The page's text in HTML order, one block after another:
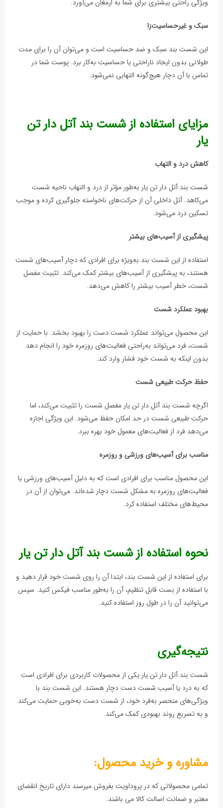
ویژگی راحتی بیشتری برای شما به ارمغان می‌آورد.
سبک و غیرحساسیت‌زا
این شست بند سبک و ضد حساسیت است و می‌توان آن را برای مدت
طولانی بدون ایجاد ناراحتی یا حساسیت به‌کار برد. پوست شما در
تماس با آن دچار هیچ‌گونه التهابی نمی‌شود.
مزایای استفاده از شست بند آتل دار تن
یار
کاهش درد و التهاب
شست بند آتل دار تن يار به‌طور مؤثر از درد و التهاب ناحیه شست
می‌کاهد. آتل داخلی آن از حرکت‌های ناخواسته جلوگیری کرده و موجب
تسکین درد می‌شود.
پیشگیری از آسیب‌های بیشتر
استفاده از این شست بند به‌ویژه برای افرادی که دچار آسیب‌های شست
هستند، به پیشگیری از آسیب‌های بیشتر کمک می‌کند. تثبیت مفصل
شست، خطر آسیب بیشتر را کاهش می‌دهد.
بهبود عملکرد شست
این محصول می‌تواند عملکرد شست دست را بهبود بخشد. با حمایت از
شست، فرد می‌تواند به‌راحتی فعالیت‌های روزمره خود را انجام دهد
بدون اینکه به شست خود فشار وارد کند.
حفظ حرکت طبیعی شست
اگرچه شست بند آتل دار تن یار مفصل شست را تثبیت می‌کند، اما
حرکت طبیعی شست در حد امکان حفظ می‌شود. این ویژگی اجازه
می‌دهد فرد از فعالیت‌های معمول خود بهره ببرد.
مناسب برای آسیب‌های ورزشی و روزمره
این محصول مناسب برای افرادی است که به دلیل آسیب‌های ورزشی یا
فعالیت‌های روزمره به مشکل شست دچار شده‌اند. می‌توان از آن در
محیط‌های مختلف استفاده کرد.
نحوه استفاده از شست بند آتل دار تن یار
برای استفاده از این شست بند، ابتدا آن را روی شست خود قرار دهید و
با استفاده از بست قابل تنظیم، آن را به‌طور مناسب فیکس کنید. سپس
می‌توانید آن را در طول روز استفاده کنید.
نتیجه‌گیری
شست بند آتل دار تن يار یکی از محصولات کاربردی برای افرادی است
که به درد یا آسیب شست دست دچار هستند. این شست بند با
ویژگی‌های منحصر به‌فرد خود، از شست دست به‌خوبی حمایت می‌کند
و به تسریع روند بهبودی کمک می‌کند.
مشاوره و خرید محصول:
تمامی محصولاتی که در پروداویت بفروش میرسند دارای تاریخ انقضای
معتبر و ضمانت اصالت کالا می باشند.